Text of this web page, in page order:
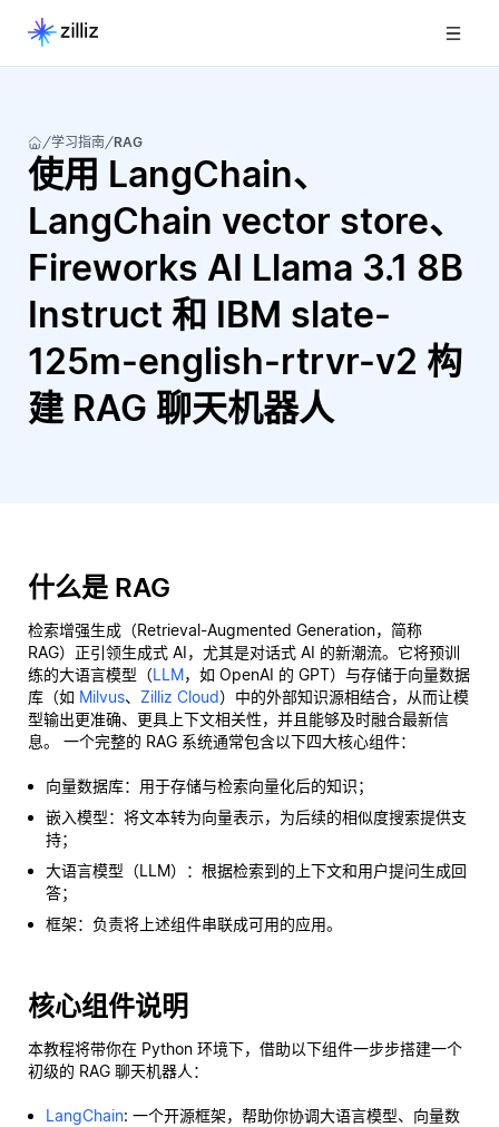
学习指南 RAG
使用 LangChain、
LangChain vector store、
Fireworks AI Llama 3.1 8B
Instruct 和 IBM slate-
125m-english-rtrvr-v2 构
建 RAG 聊天机器人
什么是 RAG
检索增强生成（Retrieval-Augmented Generation，简称
RAG）正引领生成式 AI，尤其是对话式 AI 的新潮流。它将预训
练的大语言模型（LLM，如 OpenAI 的 GPT）与存储于向量数据
库（如 Milvus、 Zilliz Cloud）中的外部知识源相结合，从而让模
型输出更准确、更具上下文相关性，并且能够及时融合最新信
息。 一个完整的 RAG 系统通常包含以下四大核心组件：
向量数据库：用于存储与检索向量化后的知识；
嵌入模型：将文本转为向量表示，为后续的相似度搜索提供支
持；
大语言模型（LLM）：根据检索到的上下文和用户提问生成回
答；
框架：负责将上述组件串联成可用的应用。
核心组件说明
本教程将带你在 Python 环境下，借助以下组件一步步搭建一个
初级的 RAG 聊天机器人：
LangChain: 一个开源框架，帮助你协调大语言模型、向量数